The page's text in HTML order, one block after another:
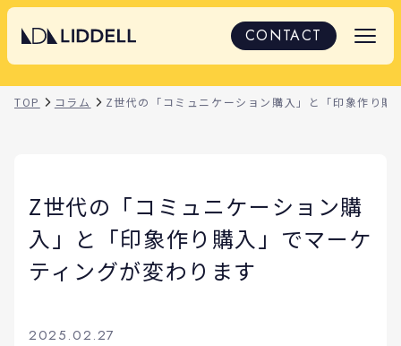
CONTACT
TOP コラム Z世代の「コミュニケーション購入」と「印象作り購
Z世代の「コミュニケーション購
入」と「印象作り購入」でマーケ
ティングが変わります
2025.02.27